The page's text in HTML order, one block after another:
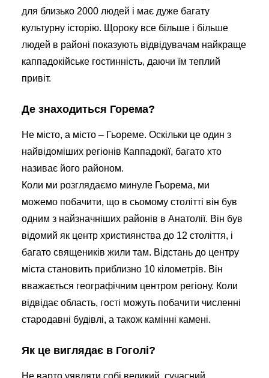
для близько 2000 людей і має дуже багату
культурну історію. Щороку все більше і більше
людей в районі показують відвідувачам найкраще
каппадокійське гостинність, даючи їм теплий
привіт.
Де знаходиться Горема?
Не місто, а місто – Гьореме. Оскільки це один з
найвідоміших регіонів Каппадокії, багато хто
називає його районом.
Коли ми розглядаємо минуле Гьорема, ми
можемо побачити, що в сьомому столітті він був
одним з найзначніших районів в Анатолії. Він був
відомий як центр християнства до 12 століття, і
багато священиків жили там. Відстань до центру
міста становить приблизно 10 кілометрів. Він
вважається географічним центром регіону. Коли
відвідає область, гості можуть побачити численні
стародавні будівлі, а також камінні камені.
Як це виглядає в Гоголі?
Не варто уявляти собі великий, сучасний